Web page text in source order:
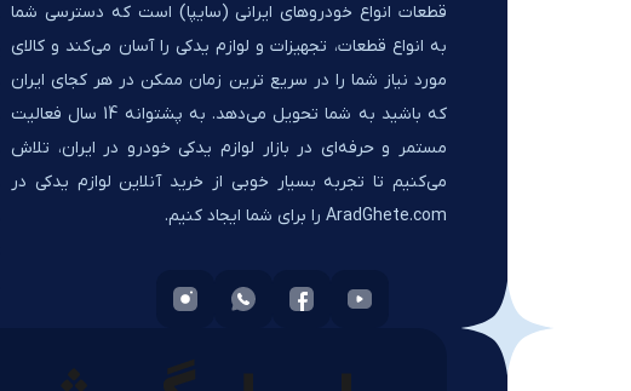
قطعات انواع خودروهای ایرانی (سایپا) است که دسترسی شما
به انواع قطعات، تجهیزات و لوازم یدکی را آسان می‌کند و کالای
مورد نیاز شما را در سریع ترین زمان ممکن در هر کجای ایران
که باشید به شما تحویل می‌دهد. به پشتوانه 14 سال فعالیت
مستمر و حرفه‌ای در بازار لوازم یدکی خودرو در ایران، تلاش
می‌کنیم تا تجربه بسیار خوبی از خرید آنلاین لوازم یدکی در
AradGhete.com را برای شما ایجاد کنیم.